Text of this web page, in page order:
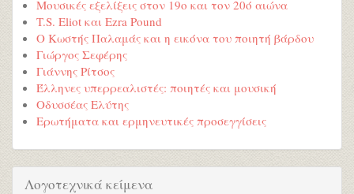
Μουσικές εξελίξεις στον 19ο και τον 20ό αιώνα
T.S. Eliot και Ezra Pound
Ο Κωστής Παλαμάς και η εικόνα του ποιητή βάρδου
Γιώργος Σεφέρης
Γιάννης Ρίτσος
Έλληνες υπερρεαλιστές: ποιητές και μουσική
Οδυσσέας Ελύτης
Ερωτήματα και ερμηνευτικές προσεγγίσεις
Λογοτεχνικά κείμενα